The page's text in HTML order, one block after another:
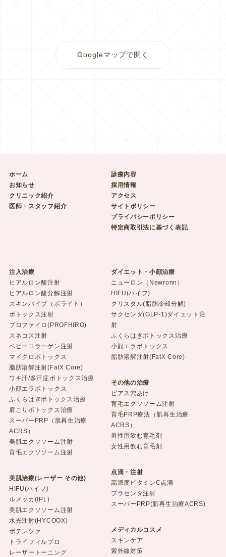
Googleマップで開く
ホーム
お知らせ
クリニック紹介
医師・スタッフ紹介
診療内容
採用情報
アクセス
サイトポリシー
プライバシーポリシー
特定商取引法に基づく表記
注入治療
ヒアルロン酸注射
ヒアルロン酸分解注射
スキンバイブ（ボライト）
ボトックス注射
プロファイロ(PROFHIRO)
スネコス注射
ベビーコラーゲン注射
マイクロボトックス
脂肪溶解注射(FatX Core)
ワキ汗/多汗症ボトックス治療
小顔エラボトックス
ふくらはぎボトックス治療
肩こりボトックス治療
スーパーPRP（肌再生治療
ACRS）
美肌エクソソーム注射
育毛エクソソーム注射
美肌治療(レーザー その他)
HIFU(ハイフ)
ルメッカ(IPL)
美肌エクソソーム注射
水光注射(HYCOOX)
ポテンツァ
トライフィルプロ
レーザートーニング
ダイエット・小顔治療
ニューロン（Newronn）
HIFU(ハイフ)
クリスタル(脂肪冷却分解)
サクセンダ(GLP-1)ダイエット注
射
ふくらはぎボトックス治療
小顔エラボトックス
脂肪溶解注射(FatX Core)
その他の治療
ピアス穴あけ
育毛エクソソーム注射
育毛PRP療法（肌再生治療
ACRS）
男性用飲む育毛剤
女性用飲む育毛剤
点滴・注射
高濃度ビタミンC点滴
プラセンタ注射
スーパーPRP(肌再生治療ACRS)
メディカルコスメ
スキンケア
紫外線対策